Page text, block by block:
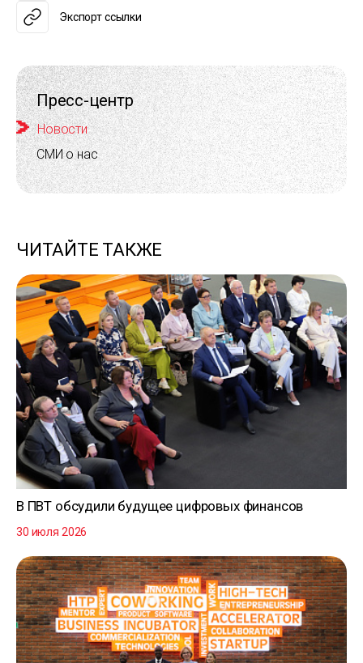
Пресс-центр
Новости
СМИ о нас
ЧИТАЙТЕ ТАКЖЕ
В ПВТ обсудили будущее цифровых финансов
30 июля 2026
Экспорт ссылки